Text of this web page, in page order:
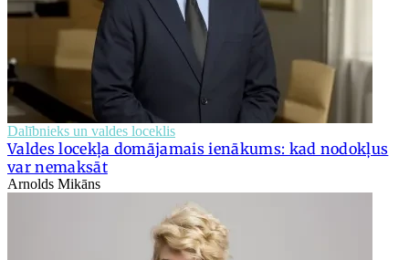
Dalībnieks un valdes loceklis
Valdes locekļa domājamais ienākums: kad nodokļus
var nemaksāt
Arnolds Mikāns